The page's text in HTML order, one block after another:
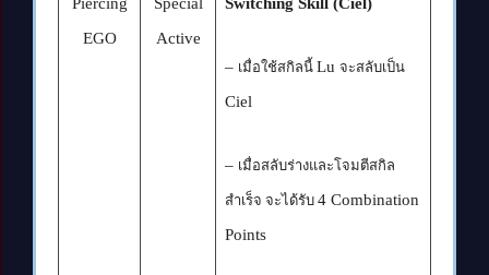
EGO
Active
– เมื่อใช้สกิลนี้ Lu จะสลับเป็น
Ciel
– เมื่อสลับร่างและโจมตีสกิล
สำเร็จ จะได้รับ 4 Combination
Points